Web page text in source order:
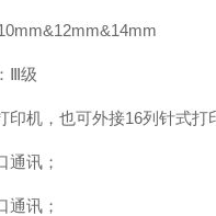
Ⅲ级
印机，也可外接16列针式打
通讯；
通讯；